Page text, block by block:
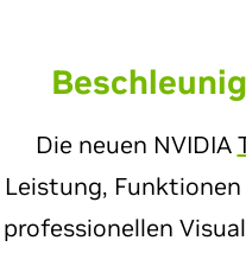
Die neuen NVIDIA
Leistung,
professionellen